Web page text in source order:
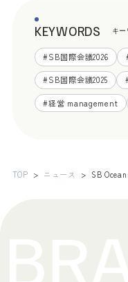
KEYWORDS キ
#SB国際会議2026
#SB国際会議2025
#経営 management
TOP ニュース SB